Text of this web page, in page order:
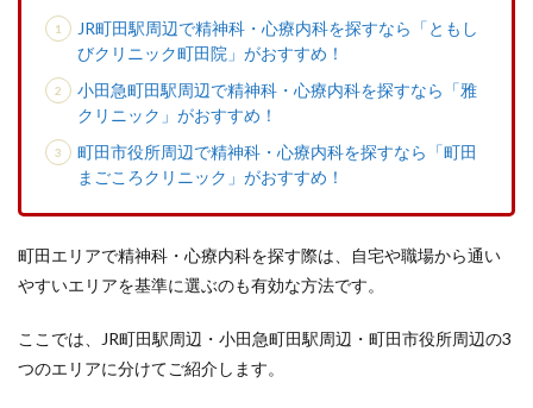
JR町田駅周辺で精神科・心療内科を探すなら「ともし
びクリニック町田院」がおすすめ！
小田急町田駅周辺で精神科・心療内科を探すなら「雅
クリニック」がおすすめ！
町田市役所周辺で精神科・心療内科を探すなら「町田
まごころクリニック」がおすすめ！
町田エリアで精神科・心療内科を探す際は、自宅や職場から通い
やすいエリアを基準に選ぶのも有効な方法です。
ここでは、JR町田駅周辺・小田急町田駅周辺・町田市役所周辺の3
つのエリアに分けてご紹介します。